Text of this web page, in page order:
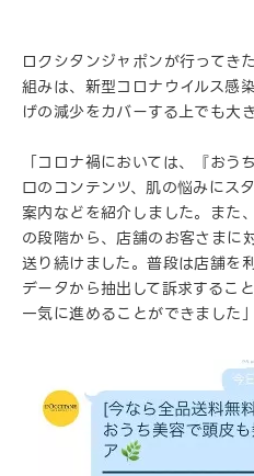
ロクシタンジャポンが行ってき
組みは、新型コロナウイルス感
げの減少をカバーする上でも大
「コロナ禍においては、『お
口のコンテンツ、肌の悩みにス
案内などを紹介しました。また
の段階から、店舗のお客さまに
送り続けました。普段は店舗を
データから抽出して訴求するこ
一気に進めることができました」